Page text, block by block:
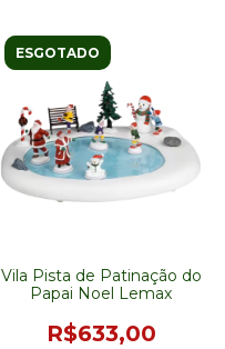
ESGOTADO
Vila Pista de Patinação do
Papai Noel Lemax
R$633,00